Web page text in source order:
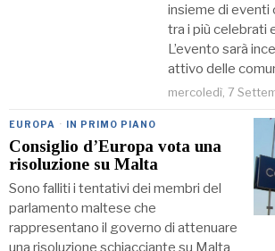
insieme di eventi
tra i più celebrati
L’evento sarà
attivo delle
mercoledì, 7
EUROPA · IN PRIMO PIANO
Consiglio d’Europa vota una
risoluzione su Malta
Sono falliti i tentativi dei membri del
parlamento maltese che
rappresentano il governo di attenuare